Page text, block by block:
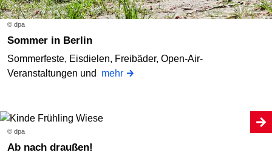
© dpa
Sommer in Berlin
Sommerfeste, Eisdielen, Freibäder, Open-Air-
Veranstaltungen und mehr
© dpa
Ab nach draußen!